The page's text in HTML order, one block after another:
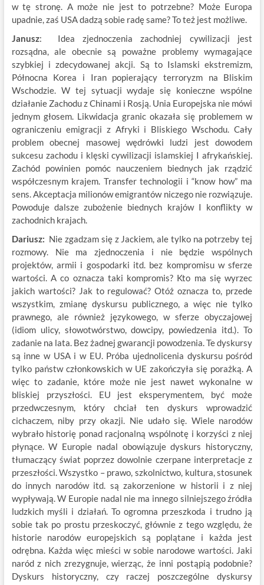
w tę stronę. A może nie jest to potrzebne? Może Europa
upadnie, zaś USA dadzą sobie radę same? To też jest możliwe.
Janusz: Idea zjednoczenia zachodniej cywilizacji jest
rozsądna, ale obecnie są poważne problemy wymagające
szybkiej i zdecydowanej akcji. Są to Islamski ekstremizm,
Północna Korea i Iran popierający terroryzm na Bliskim
Wschodzie. W tej sytuacji wydaje się konieczne wspólne
działanie Zachodu z Chinami i Rosją. Unia Europejska nie mówi
jednym głosem. Likwidacja granic okazała się problemem w
ograniczeniu emigracji z Afryki i Bliskiego Wschodu. Cały
problem obecnej masowej wędrówki ludzi jest dowodem
sukcesu zachodu i klęski cywilizacji islamskiej I afrykańskiej.
Zachód powinien pomóc nauczeniem biednych jak rządzić
współczesnym krajem. Transfer technologii i “know how” ma
sens. Akceptacja milionów emigrantów niczego nie rozwiązuje.
Powoduje dalsze zubożenie biednych krajów I konflikty w
zachodnich krajach.
Dariusz: Nie zgadzam się z Jackiem, ale tylko na potrzeby tej
rozmowy. Nie ma zjednoczenia i nie będzie wspólnych
projektów, armii i gospodarki itd. bez kompromisu w sferze
wartości. A co oznacza taki kompromis? Kto ma się wyrzec
jakich wartości? Jak to regulować? Otóż oznacza to, przede
wszystkim, zmianę dyskursu publicznego, a więc nie tylko
prawnego, ale również językowego, w sferze obyczajowej
(idiom ulicy, słowotwórstwo, dowcipy, powiedzenia itd.). To
zadanie na lata. Bez żadnej gwarancji powodzenia. Te dyskursy
są inne w USA i w EU. Próba ujednolicenia dyskursu pośród
tylko państw członkowskich w UE zakończyła się porażką. A
więc to zadanie, które może nie jest nawet wykonalne w
bliskiej przyszłości. EU jest eksperymentem, być może
przedwczesnym, który chciał ten dyskurs wprowadzić
cichaczem, niby przy okazji. Nie udało się. Wiele narodów
wybrało historię ponad racjonalną wspólnotę i korzyści z niej
płynące. W Europie nadal obowiązuje dyskurs historyczny,
tłumaczący świat poprzez dowolnie czerpane interpretacje z
przeszłości. Wszystko – prawo, szkolnictwo, kultura, stosunek
do innych narodów itd. są zakorzenione w historii i z niej
wypływają. W Europie nadal nie ma innego silniejszego źródła
ludzkich myśli i działań. To ogromna przeszkoda i trudno ją
sobie tak po prostu przeskoczyć, głównie z tego względu, że
historie narodów europejskich są poplątane i każda jest
odrębna. Każda więc mieści w sobie narodowe wartości. Jaki
naród z nich zrezygnuje, wierząc, że inni postąpią podobnie?
Dyskurs historyczny, czy raczej poszczególne dyskursy